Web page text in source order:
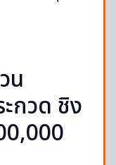
น
กวด ชิง